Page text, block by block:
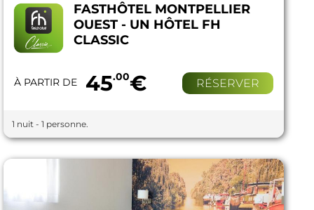
FASTHÔTEL MONTPELLIER
OUEST - UN HÔTEL FH
CLASSIC
À PARTIR DE 45.00€ RÉSERVER
1 nuit - 1 personne.